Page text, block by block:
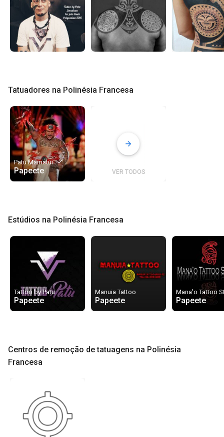
Tatuadores na Polinésia Francesa
Patu Mamatui done
Papeete VER TODOS
Estúdios na Polinésia Francesa
Tattoo by Patu
Papeete
Manuia Tattoo
Papeete
Mana'o Tattoo
Papeete
Centros de remoção de tatuagens na Polinésia
Francesa